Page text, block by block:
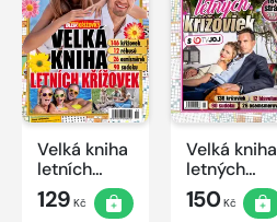
Velká kniha
letních
křížovek
2026
129 Kč
Velká kniha
letných
krížoviek s
TV JOJ
150Kč